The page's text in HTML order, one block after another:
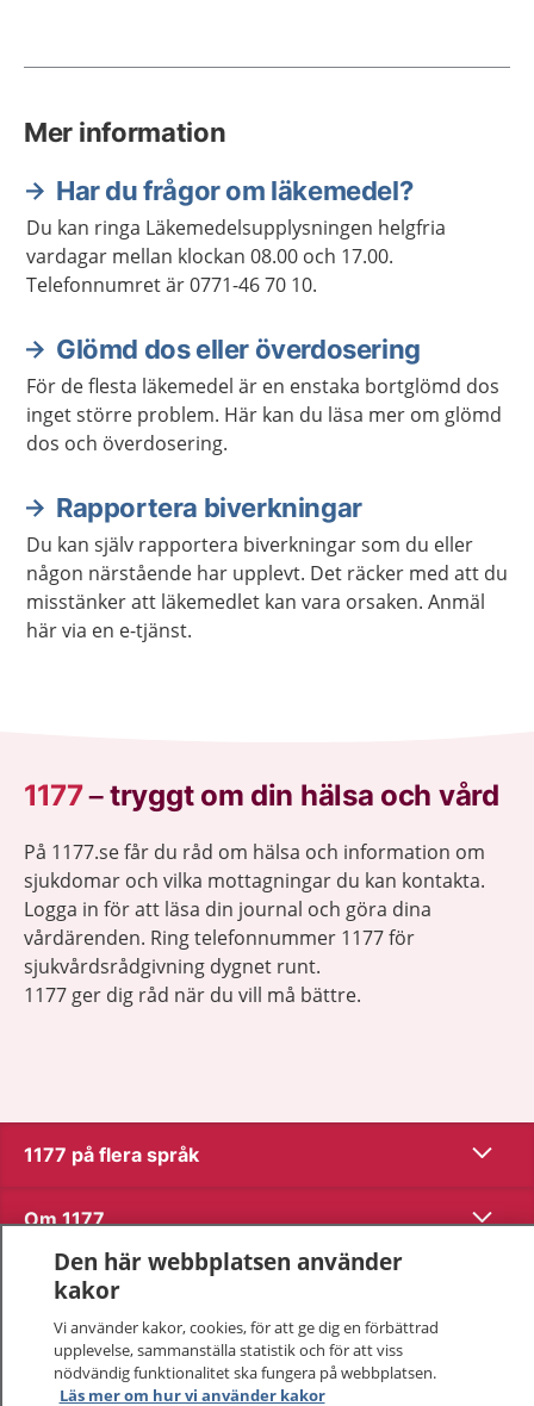
Mer information
Har du frågor om läkemedel?
Du kan ringa Läkemedelsupplysningen helgfria
vardagar mellan klockan 08.00 och 17.00.
Telefonnumret är 0771-46 70 10.
Glömd dos eller överdosering
För de flesta läkemedel är en enstaka bortglömd dos
inget större problem. Här kan du läsa mer om glömd
dos och överdosering.
Rapportera biverkningar
Du kan själv rapportera biverkningar som du eller
någon närstående har upplevt. Det räcker med att du
misstänker att läkemedlet kan vara orsaken. Anmäl
här via en e-tjänst.
1177–tryggt om din hälsa och vård
På 1177.se får du råd om hälsa och information om
sjukdomar och vilka mottagningar du kan kontakta.
Logga in för att läsa din journal och göra dina
vårdärenden. Ring telefonnummer 1177 för
sjukvårdsrådgivning dygnet runt.
1177 ger dig råd när du vill må bättre.
1177 på flera språk Visa
Om 1177 Visa
Kontakt
Behandling av personuppgifter
Den här webbplatsen använder
kakor
Vi använder kakor, cookies, för att ge dig en förbättrad
upplevelse, sammanställa statistik och för att viss
nödvändig funktionalitet ska fungera på webbplatsen.
Läs mer om hur vi använder kakor